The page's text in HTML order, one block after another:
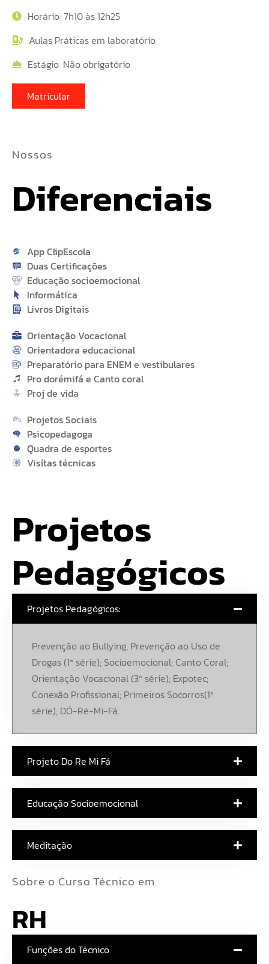
Horário: 7h10 às 12h25
Aulas Práticas em laboratório
Estágio: Não obrigatório
Matricular
Nossos
Diferenciais
App ClipEscola
Duas Certificações
Educação socioemocional
Informática
Livros Digitais
Orientação Vocacional
Orientadora educacional
Preparatório para ENEM e vestibulares
Pro dorémifá e Canto coral
Proj de vida
Projetos Sociais
Psicopedagoga
Quadra de esportes
Visítas técnicas
Projetos
Pedagógicos
Projetos Pedagógicos:
Prevenção ao Bullying, Prevenção ao Uso de
Drogas (1ª série); Socioemocional; Canto Coral;
Orientação Vocacional (3ª série); Expotec;
Conexão Profissional; Primeiros Socorros(1ª
série); DÓ-Ré-Mi-Fá.
Projeto Do Re Mi Fá
Educação Socioemocional
Meditação
Sobre o Curso Técnico em
RH
Funções do Técnico